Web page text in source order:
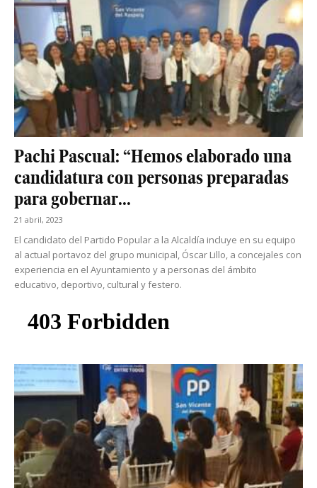
Pachi Pascual: “Hemos elaborado una
candidatura con personas preparadas
para gobernar...
21 abril, 2023
El candidato del Partido Popular a la Alcaldía incluye en su equipo
al actual portavoz del grupo municipal, Óscar Lillo, a concejales con
experiencia en el Ayuntamiento y a personas del ámbito
educativo, deportivo, cultural y festero.